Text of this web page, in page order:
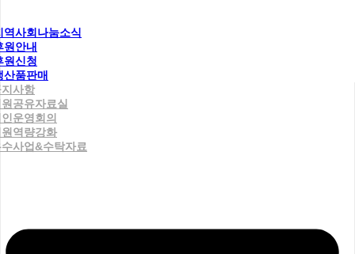
역사회나눔소식
원안내
원신청
산품판매
사항
공유자료실
운영회의
역량강화
사업&수탁자료